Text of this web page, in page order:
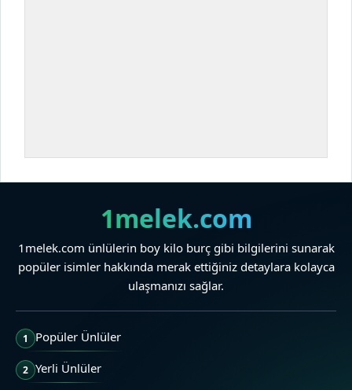
1melek.com
1melek.com ünlülerin boy kilo burç gibi bilgilerini sunarak
popüler isimler hakkında merak ettiğiniz detaylara kolayca
ulaşmanızı sağlar.
1 Popüler Ünlüler
2 Yerli Ünlüler